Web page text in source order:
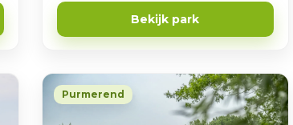
waar je prettig en ontspannen speelt.
Bekijk park
Purmerend